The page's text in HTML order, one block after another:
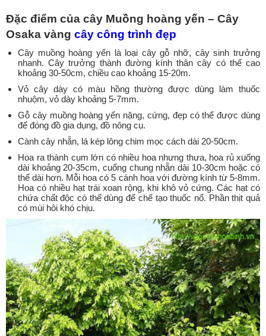
Đặc điểm của cây Muồng hoàng yến – Cây
Osaka vàng cây công trình đẹp
Cây muồng hoàng yến là loại cây gỗ nhỡ, cây sinh trưởng
nhanh. Cây trưởng thành đường kính thân cây có thể cao
khoảng 30-50cm, chiều cao khoảng 15-20m.
Vỏ cây dày có màu hồng thường được dùng làm thuốc
nhuộm, vỏ dày khoảng 5-7mm.
Gỗ cây muồng hoàng yến nặng, cứng, đẹp có thể được dùng
để đóng đồ gia dụng, đồ nông cụ.
Cành cây nhẵn, lá kép lông chim mọc cách dài 20-50cm.
Hoa ra thành cụm lớn có nhiều hoa nhưng thưa, hoa rủ xuống
dài khoảng 20-35cm, cuống chung nhẵn dài 10-30cm hoặc có
thể dài hơn. Mỗi hoa có 5 cánh hoa với đường kính từ 5-8mm.
Hoa có nhiều hạt trái xoan rộng, khi khô vỏ cứng. Các hạt có
chứa chất độc có thể dùng để chế tạo thuốc nổ. Phần thịt quả
có mùi hôi khó chịu.